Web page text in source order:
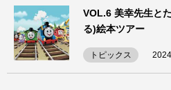
VOL.6 美幸先生と
る)絵本ツアー
トピックス